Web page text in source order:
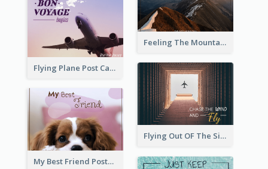
Feeling The Mountain Post Card
Flying Plane Post Card
Flying Out OF The Sides Post Card
My Best Friend Postcard